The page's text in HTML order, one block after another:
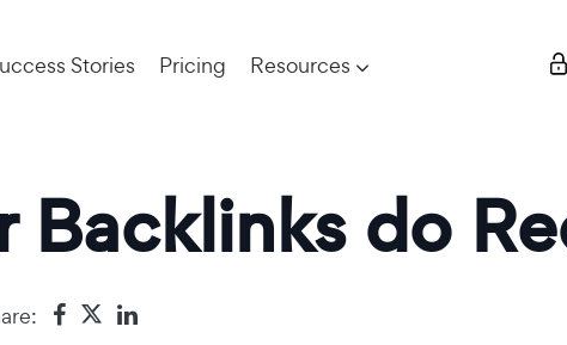
Stories Pricing Resources
Backlinks do